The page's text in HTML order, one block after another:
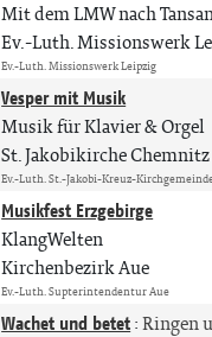
Mit dem LMW nach
Ev.-Luth. Missionswerk
Ev.-Luth. Missionswerk Leipzig
Vesper mit Musik
Musik für Klavier & Orgel
St. Jakobikirche Chemnitz
Ev.-Luth. St.-Jakobi-Kreuz-
Musikfest Erzgebirge
KlangWelten
Kirchenbezirk Aue
Ev.-Luth. Supterintendentur Aue
Wachet und betet:Ringen